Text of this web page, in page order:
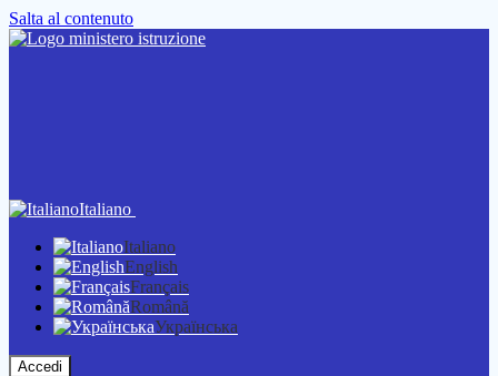
Salta al contenuto
Italiano
Italiano
English
Français
Română
Українська
Accedi